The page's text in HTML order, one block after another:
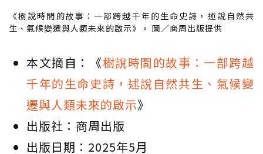
《樹說時間的故事：一部跨越千年的生命史詩，述說自然共
生、氣候變遷與人類未來的啟示》。 圖／商周出版提供
本文摘自：《樹說時間的故事：一部跨越
千年的生命史詩，述說自然共生、氣候變
遷與人類未來的啟示》
出版社：商周出版
出版日期：2025年5月